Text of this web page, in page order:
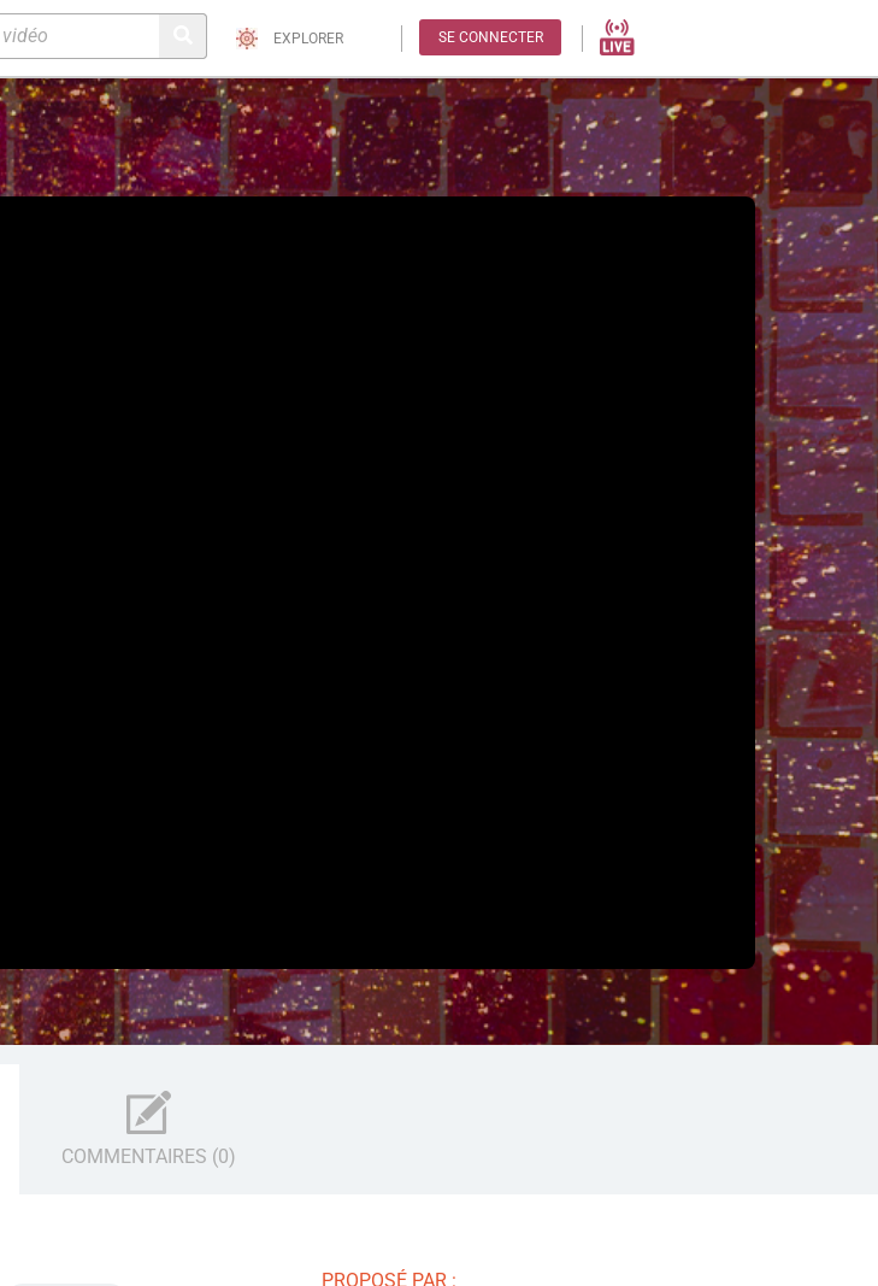
EXPLORER SE CONNECTER
COMMENTAIRES (0)
PROPOSÉ PAR :